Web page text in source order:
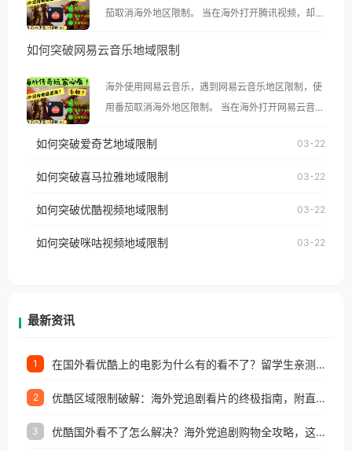
茄取消海外地区限制。 当在海外打开腾讯视频，却突
示语。 海外用户如香港、澳门、台湾、美国、加拿
像其他音乐平台一样，出现地区及版权限制问题，且
仅能在中国大陆地区播放。 遇到这个问题的朋友们，
使用番茄回国加速器，即可解决「海外用户收听腾讯
台湾、美国、加拿大、澳大利亚、欧洲等国家和地区
权限制所困扰。
如何突破网易云音乐地域限制
海外使用网易云音乐，遇到网易云音乐地区限制，使
用番茄取消海外地区限制。 当在海外打开网易云音
播放”的提示语。 海外用户如香港、澳门、台湾、美
国、加拿大、澳大利亚、欧洲等国家和地区时，网易
制问题，且仅能在中国大陆地区播放。 遇到这个问题
户收听网易云音乐地区版权限制」的问题，无论人在
如何突破爱奇艺地域限制 03-22
如何突破喜马拉雅地域限制 03-22
如何突破优酷视频地域限制 03-22
如何突破咪咕视频地域限制 03-22
最新资讯
1 在国外看优酷上的电影为什么有的看不了？留学生亲测有效的回国加速方案
2 优酷区域限制破解：海外党追剧看片的终极指南，附直播欧冠+1905电影网解决方案
3 优酷国外看不了怎么解决？海外党追剧购物全攻略，这招亲测有效！